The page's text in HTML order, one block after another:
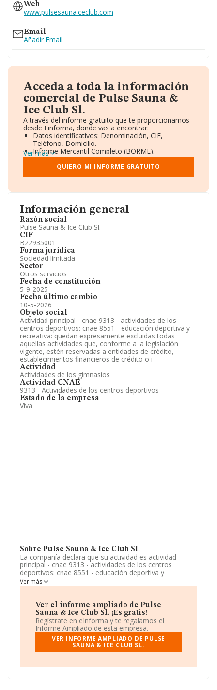
Información general
Razón social
Pulse Sauna & Ice Club Sl.
CIF
B22935001
Forma jurídica
Sociedad limitada
Sector
Otros servicios
Fecha de constitución
5-9-2025
Fecha último cambio
10-5-2026
Objeto social
Actividad principal - cnae 9313 - actividades de los
centros deportivos: cnae 8551 - educación deportiva y
recreativa: quedan expresamente excluidas todas
aquellas actividades que, conforme a la legislación
vigente, estén reservadas a entidades de crédito,
establecimientos financieros de crédito o i
Actividad
Actividades de los gimnasios
Actividad CNAE
9313 - Actividades de los centros deportivos
Estado de la empresa
Viva
Sobre Pulse Sauna & Ice Club Sl.
La compañía declara que su actividad es actividad
principal - cnae 9313 - actividades de los centros
deportivos: cnae 8551 - educación deportiva y
recreativa: quedan expresamente excluidas todas
aquellas actividades que, conforme a la legislación
establecimientos financieros de crédito o i. La empresa
es una Sociedad Limitada. Clasifica su actividad CNAE
como 'Actividades de los gimnasios', código 9313. No
realiza actividad de importación y/o exportación.
La web eswww.pulsesaunaiceclub.com
B22935001, se encuentra en Calle Pilar Calvo Ed Pz De
Ver más
Ver el informe ampliado de Pulse
Sauna & Ice Club Sl. ¡Es gratis!
Regístrate en eInforma y te regalamos el
Informe Ampliado de esta empresa.
VER INFORME AMPLIADO DE PULSE
SAUNA & ICE CLUB SL.
Web
www.pulsesaunaiceclub.com
Email
Añadir Email
Acceda a toda la información
comercial de Pulse Sauna &
Ice Club Sl.
A través del informe gratuito que te proporcionamos
desde Einforma, donde vas a encontrar:
Datos identificativos: Denominación, CIF,
Teléfono, Domicilio.
Informe Mercantil Completo (BORME).
Gráficos de Evolución Ventas y Empleados.
Consejo de Administración y Administradores.
Directivos y Ejecutivos.
Información oficial y registral complementaria.
Ver más
QUIERO MI INFORME GRATUITO